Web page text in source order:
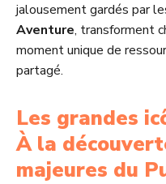
jalousement gardés par
Aventure, transforment
moment unique de
partagé.
Les grandes
À la
majeures du